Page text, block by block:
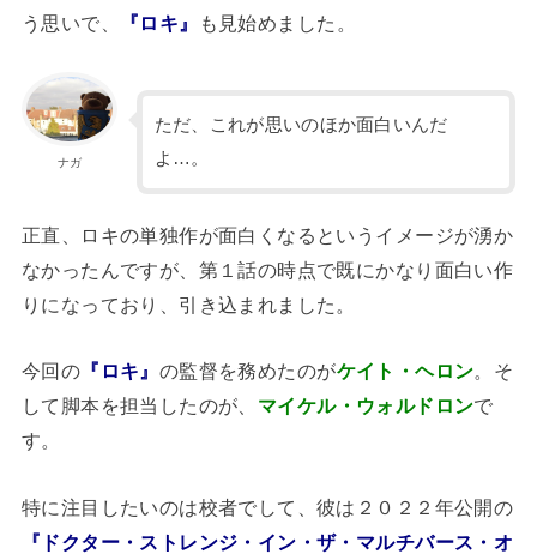
う思いで、
『ロキ』 も見始めました。
ナガ
ただ、これが思いのほか面白いんだ
よ…。
正直、ロキの単独作が面白くなるというイメージが湧か
なかったんですが、第１話の時点で既にかなり面白い作
りになっており、引き込まれました。
今回の 『ロキ』 の監督を務めたのがケイト・ヘロン。そ
して脚本を担当したのが、 マイケル・ウォルドロンで
す。
特に注目したいのは校者でして、彼は２０２２年公開の
『ドクター・ストレンジ・イン・ザ・マルチバース・オ